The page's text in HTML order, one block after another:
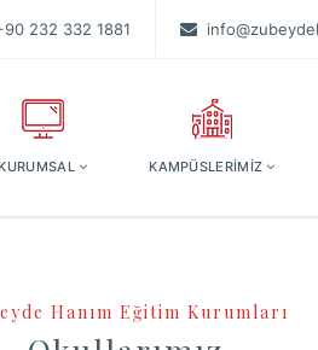
232 332 1881
KURUMSAL KAMPÜSLERİMİZ
Hanım Eğitim Kurumları